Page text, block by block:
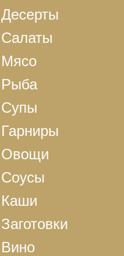
Десерты
Салаты
Мясо
Рыба
Супы
Гарниры
Овощи
Соусы
Каши
Заготовки
Вино